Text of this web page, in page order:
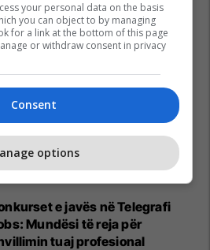
Reklamo këtu
e javës në Telegrafi
Mundësi të reja për
tuaj profesional
your personal data on the basis
you can object to by managing
for a link at the bottom of this page
or withdraw consent in privacy
Consent
options